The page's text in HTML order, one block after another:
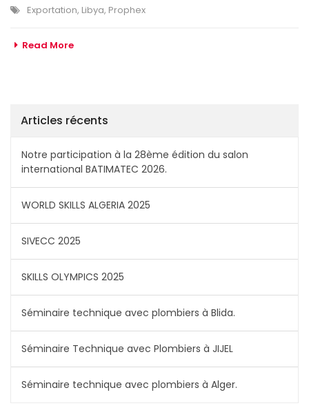
Articles récents
Notre participation à la 28ème édition du salon
international BATIMATEC 2026.
WORLD SKILLS ALGERIA 2025
SIVECC 2025
SKILLS OLYMPICS 2025
Séminaire technique avec plombiers à Blida.
Séminaire Technique avec Plombiers à JIJEL
Séminaire technique avec plombiers à Alger.
Exportation, Libya, Prophex
Read More